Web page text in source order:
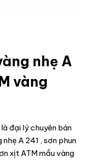
nhẹ A
vàng
đại lý chuyên bán
A 241 , sơn phun
xịt ATM mầu vàng